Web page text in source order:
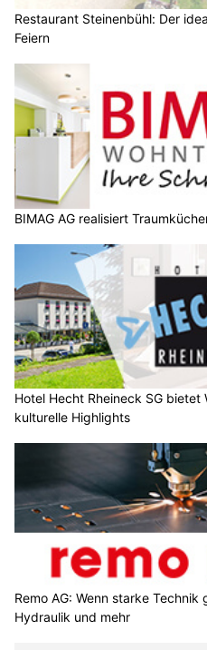
Restaurant Steinenbühl: Der
Feiern
BIMAG AG realisiert
Hotel Hecht Rheineck SG bietet
kulturelle Highlights
Remo AG: Wenn starke
Hydraulik und mehr